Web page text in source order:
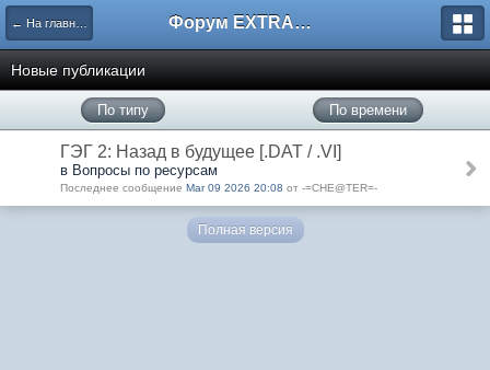
← На главную Форум EXTRACTOR.ru
Новые публикации
По типу По времени
ГЭГ 2: Назад в будущее [.DAT / .VI]
в Вопросы по ресурсам
Последнее сообщение Mar 09 2026 20:08 от -=CHE@TER=-
Полная версия